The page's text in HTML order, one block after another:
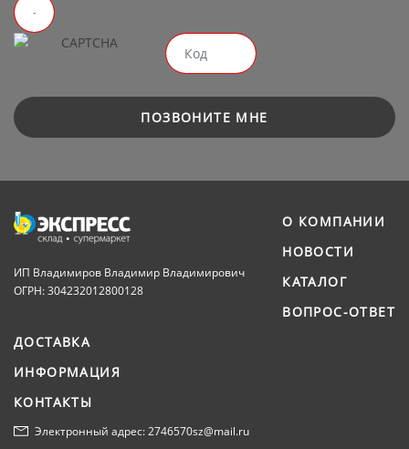
ПОЗВОНИТЕ МНЕ
ИП Владимиров Владимир Владимирович
ОГРН: 304232012800128
О КОМПАНИИ
НОВОСТИ
КАТАЛОГ
ВОПРОС-ОТВЕТ
ДОСТАВКА
ИНФОРМАЦИЯ
КОНТАКТЫ
Электронный адрес: 2746570sz@mail.ru